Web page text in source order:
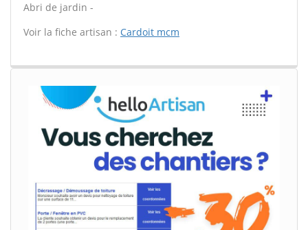
Abri de jardin -
Voir la fiche artisan : Cardoit mcm